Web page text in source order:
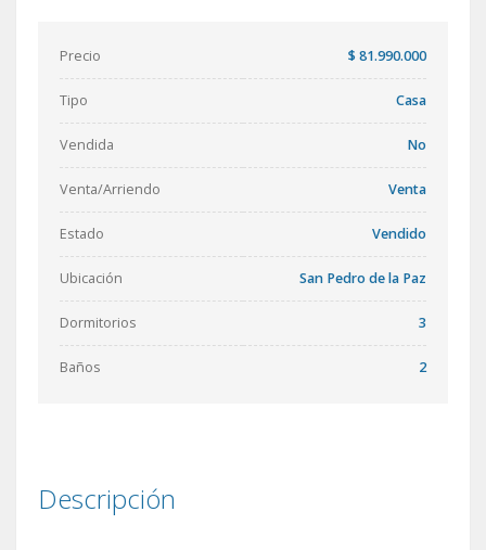
Precio $ 81.990.000
Tipo Casa
Vendida No
Venta/Arriendo Venta
Estado Vendido
Ubicación San Pedro de la Paz
Dormitorios 3
Baños 2
Descripción